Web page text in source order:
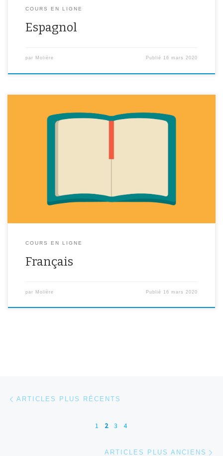
COURS EN LIGNE
Espagnol
par Molière Publié 16 mars 2020
COURS EN LIGNE
Français
par Molière Publié 16 mars 2020
Navigation dans les articles
ARTICLES PLUS RÉCENTS
1 2 3 4
ARTICLES PLUS ANCIENS